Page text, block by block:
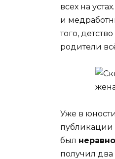
всех на
и
того,
родители
Уже в
публикации
был
получил